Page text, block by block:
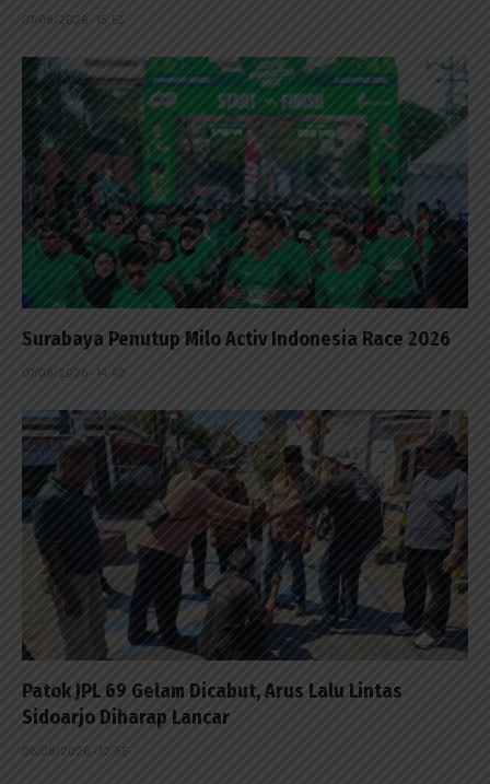
07/08/2026 - 15:53
Surabaya Penutup Milo Activ Indonesia Race 2026
07/08/2026 - 14:42
Patok JPL 69 Gelam Dicabut, Arus Lalu Lintas
Sidoarjo Diharap Lancar
06/08/2026 - 12:55